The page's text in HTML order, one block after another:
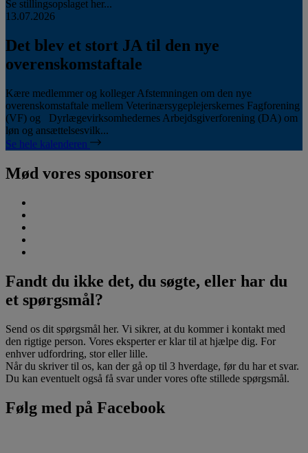
Se stillingsopslaget her...
13.07.2026
Det blev et stort JA til den nye
overenskomstaftale
Kære medlemmer og kolleger Afstemningen om den nye
overenskomstaftale mellem Veterinærsygeplejerskernes Fagforening
(VF) og Dyrlægevirksomhedernes Arbejdsgiverforening (DA) om
løn og ansættelsesvilk...
Se hele kalenderen
Mød vores sponsorer
Fandt du ikke det, du søgte, eller har du
et spørgsmål?
Send os dit spørgsmål her. Vi sikrer, at du kommer i kontakt med
den rigtige person. Vores eksperter er klar til at hjælpe dig. For
enhver udfordring, stor eller lille.
Når du skriver til os, kan der gå op til 3 hverdage, før du har et svar.
Du kan eventuelt også få svar under vores ofte stillede spørgsmål.
Følg med på Facebook